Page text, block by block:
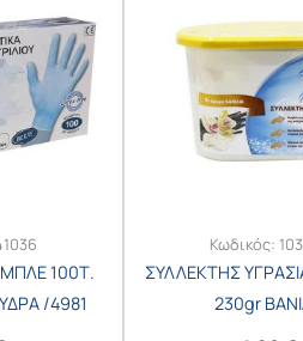
ΜΠΛΕ 100Τ.
/4981
Κωδικός:
ΣΥΛΛΕΚΤΗΣ
230gr